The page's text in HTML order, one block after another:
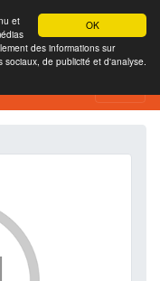
OK
et
des informations sur
de publicité et d'analyse.